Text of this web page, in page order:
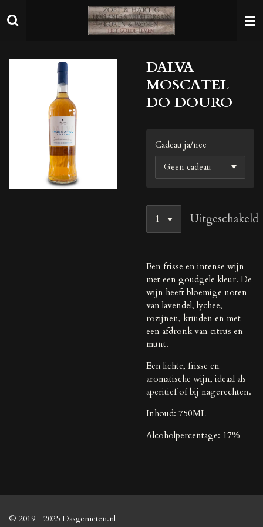
direct
hoofdinhoud
DALVA
MOSCATEL
DO DOURO
Cadeau ja/nee
Uitgeschakeld
Een frisse en intense wijn
met een goudgele kleur. De
wijn heeft bloemige noten
van lavendel, lychee,
rozijnen, kruiden en met
een afdronk van citrus en
munt.
Een lichte, frisse en
aromatische wijn, ideaal als
aperitief of bij nagerechten.
Inhoud: 750ML
Alcoholpercentage: 17%
© 2019 - 2025 Dasgenieten.nl